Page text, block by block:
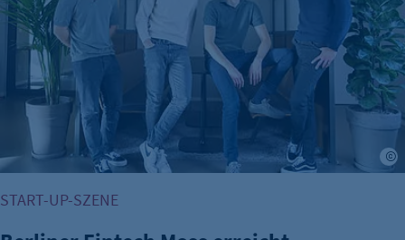
START-UP-SZENE